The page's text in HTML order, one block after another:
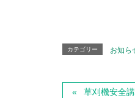
カテゴリー お知ら
草刈機安全